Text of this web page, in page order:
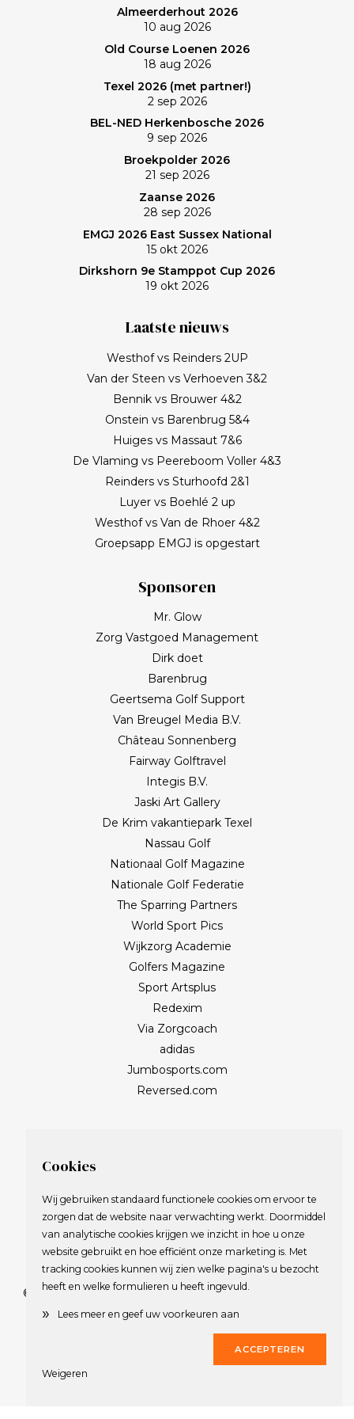
verlies was voorzien; gedaan en laten, dus. Maar de
memorabele ronde en de waanzinnige slagen van
Frank zullen mij nog lang bijblijven. Topgast, topdag!
Frank, bedankt!
Almeerderhout 2026
10 aug 2026
Old Course Loenen 2026
18 aug 2026
Texel 2026 (met partner!)
2 sep 2026
BEL-NED Herkenbosche 2026
9 sep 2026
Broekpolder 2026
21 sep 2026
Zaanse 2026
28 sep 2026
EMGJ 2026 East Sussex National
15 okt 2026
Dirkshorn 9e Stamppot Cup 2026
19 okt 2026
Laatste nieuws
Westhof vs Reinders 2UP
Van der Steen vs Verhoeven 3&2
Bennik vs Brouwer 4&2
Onstein vs Barenbrug 5&4
Huiges vs Massaut 7&6
De Vlaming vs Peereboom Voller 4&3
Reinders vs Sturhoofd 2&1
Luyer vs Boehlé 2 up
Westhof vs Van de Rhoer 4&2
Groepsapp EMGJ is opgestart
Sponsoren
Mr. Glow
Zorg Vastgoed Management
Dirk doet
Barenbrug
Geertsema Golf Support
Van Breugel Media B.V.
Château Sonnenberg
Fairway Golftravel
Integis B.V.
Jaski Art Gallery
De Krim vakantiepark Texel
Nassau Golf
Nationaal Golf Magazine
Nationale Golf Federatie
The Sparring Partners
World Sport Pics
Wijkzorg Academie
Golfers Magazine
Sport Artsplus
Redexim
Via Zorgcoach
adidas
Jumbosports.com
Reversed.com
© 2009-2023 Nederlandse Vereniging van Golfspelende
Journalisten.
Alle rechten voorbehouden.
Copyright
Cookies
Wij gebruiken standaard functionele cookies om ervoor te
zorgen dat de website naar verwachting werkt. Doormiddel
van analytische cookies krijgen we inzicht in hoe u onze
website gebruikt en hoe efficiënt onze marketing is. Met
tracking cookies kunnen wij zien welke pagina's u bezocht
heeft en welke formulieren u heeft ingevuld.
» Lees meer en geef uw voorkeuren aan
ACCEPTEREN
Weigeren